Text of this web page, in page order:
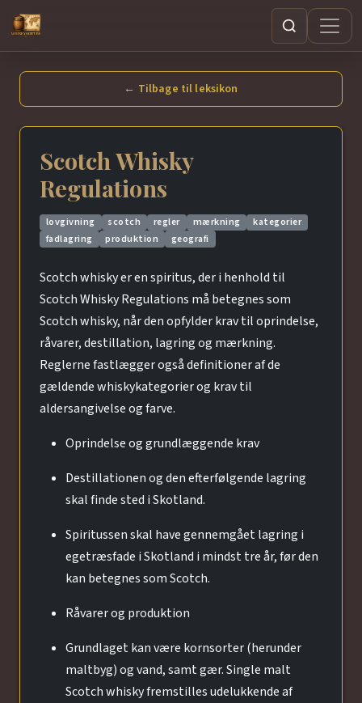
Søg
← Tilbage til leksikon
Scotch Whisky
Regulations
lovgivning scotch regler mærkning
kategorier
fadlagring
produktion geografi
Scotch whisky er en spiritus, der i henhold til
Scotch Whisky Regulations må betegnes som
Scotch whisky, når den opfylder krav til oprindelse,
råvarer, destillation, lagring og mærkning.
Reglerne fastlægger også definitioner af de
gældende whiskykategorier og krav til
aldersangivelse og farve.
Oprindelse og grundlæggende krav
Destillationen og den efterfølgende lagring
skal finde sted i Skotland.
Spiritussen skal have gennemgået lagring i
egetræsfade i Skotland i mindst tre år, før den
kan betegnes som Scotch.
Råvarer og produktion
Grundlaget kan være kornsorter (herunder
maltbyg) og vand, samt gær. Single malt
Scotch whisky fremstilles udelukkende af